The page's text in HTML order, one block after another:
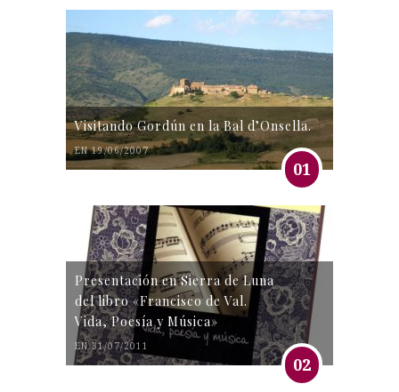
Visitando Gordún en la Bal d’Onsella.
EN 19/06/2007
01
Presentación en Sierra de Luna
del libro «Francisco de Val.
Vida, Poesía y Música»
EN 31/07/2011
02